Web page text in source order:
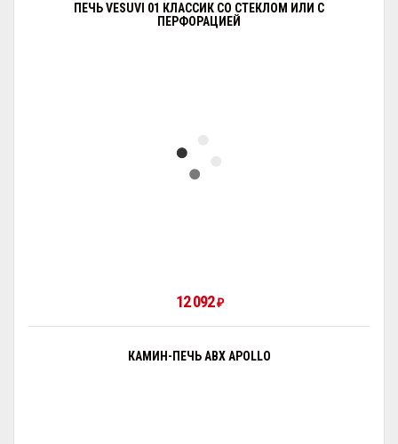
ПЕЧЬ VESUVI 01 КЛАССИК СО СТЕКЛОМ ИЛИ С
ПЕРФОРАЦИЕЙ
12 092₽
КАМИН-ПЕЧЬ ABX APOLLO